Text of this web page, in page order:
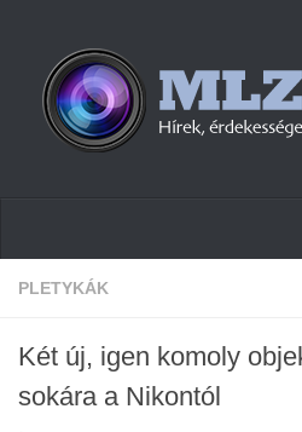
Hírek
Cikkek
PLETYKÁK
Két új, igen komoly
sokára a Nikontól